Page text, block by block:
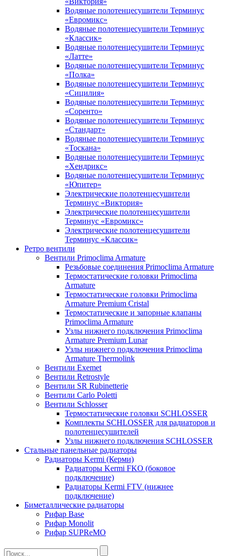
Водяные полотенцесушители Терминус
«Евромикс»
Водяные полотенцесушители Терминус
«Классик»
Водяные полотенцесушители Терминус
«Латте»
Водяные полотенцесушители Терминус
«Полка»
Водяные полотенцесушители Терминус
«Сицилия»
Водяные полотенцесушители Терминус
«Соренто»
Водяные полотенцесушители Терминус
«Стандарт»
Водяные полотенцесушители Терминус
«Тоскана»
Водяные полотенцесушители Терминус
«Хендрикс»
Водяные полотенцесушители Терминус
«Юпитер»
Электрические полотенцесушители
Терминус «Виктория»
Электрические полотенцесушители
Терминус «Евромикс»
Электрические полотенцесушители
Терминус «Классик»
Ретро вентили
Вентили Primoclima Armature
Резьбовые соединения Primoclima Armature
Термостатические головки Primoclima
Armature
Термостатические головки Primoclima
Armature Premium Cristal
Термостатические и запорные клапаны
Primoclima Armature
Узлы нижнего подключения Primoclima
Armature Premium Lunar
Узлы нижнего подключения Primoclima
Armature Thermolink
Вентили Exemet
Вентили Retrostyle
Вентили SR Rubinetterie
Вентили Carlo Poletti
Вентили Schlosser
Термостатические головки SCHLOSSER
Комплекты SCHLOSSER для радиаторов и
полотенцесушителей
Узлы нижнего подключения SCHLOSSER
Стальные панельные радиаторы
Радиаторы Kermi (Керми)
Радиаторы Kermi FKO (боковое
подключение)
Радиаторы Kermi FTV (нижнее
подключение)
Биметаллические радиаторы
Рифар Base
Рифар Monolit
Рифар SUPReMO